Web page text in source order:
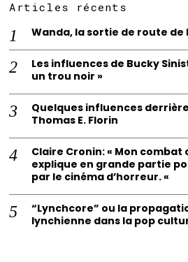
Articles récents
Wanda, la sortie de route de
Les influences de Bucky
un trou noir »
Quelques influences
Thomas E. Florin
Claire Cronin: « Mon
explique en grande partie
par le cinéma d’horreur. «
“Lynchcore” ou la
lynchienne dans la pop